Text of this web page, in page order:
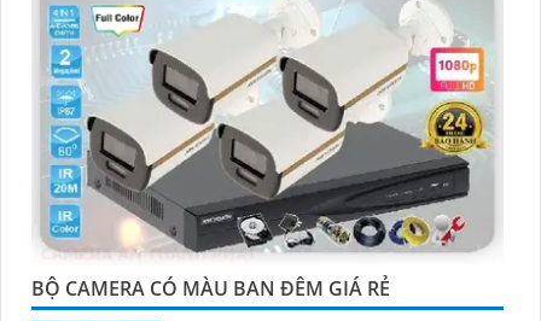
BỘ CAMERA CÓ MÀU BAN ĐÊM GIÁ RẺ